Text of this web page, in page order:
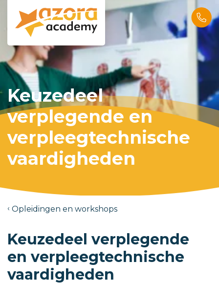
Keuzedeel
verplegende en
verpleegtechnische
vaardigheden
Opleidingen en workshops
Keuzedeel verplegende
en verpleegtechnische
vaardigheden